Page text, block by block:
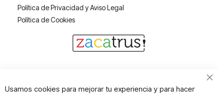
Política de Privacidad y Aviso Legal
Política de Cookies
Usamos cookies para mejorar tu experiencia y para hacer